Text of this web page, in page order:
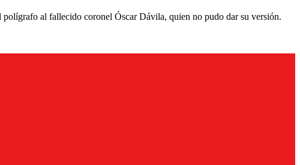
al fallecido coronel Óscar Dávila, quien no pudo dar su versión.